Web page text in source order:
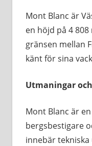
Mont Blanc är
en höjd på 4
gränsen mellan
känt för sina
Utmaningar
Mont Blanc är
bergsbestigare
innebär